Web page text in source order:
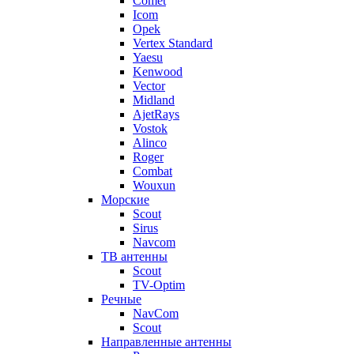
Icom
Opek
Vertex Standard
Yaesu
Kenwood
Vector
Midland
AjetRays
Vostok
Alinco
Roger
Combat
Wouxun
Морские
Scout
Sirus
Navcom
ТВ антенны
Scout
TV-Optim
Речные
NavCom
Scout
Направленные антенны